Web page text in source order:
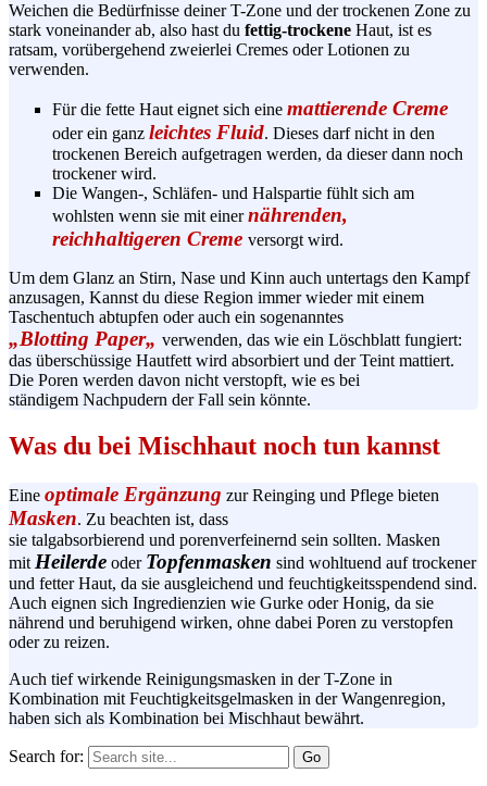
Weichen die Bedürfnisse deinerT-Zone und der trockenen Zone zu
stark voneinander ab, also hast du fettig-trockene Haut, ist es
ratsam, vorübergehend zweierlei Cremes oder Lotionen zu
verwenden.
Für die fette Haut eignet sich eine mattierende Creme
oder ein ganz leichtes Fluid. Dieses darf nicht in den
trockenen Bereich aufgetragen werden, da dieser dann noch
trockener wird.
Die Wangen-, Schläfen- und Halspartie fühlt sich am
wohlsten wenn sie mit einernährenden,
reichhaltigeren Creme versorgt wird.
Um dem Glanz an Stirn, Nase und Kinn auch untertags den Kampf
anzusagen, Kannst du diese Region immer wieder mit einem
Taschentuch abtupfen oder auch ein sogenanntes
„Blotting Paper„ verwenden, das wie ein Löschblattfungiert:
das überschüssige Hautfettwird absorbiert und der Teint mattiert.
Die Poren werden davon nicht verstopft, wie es bei
ständigem Nachpudern der Fall sein könnte.
Was du bei Mischhaut noch tun kannst
Eine optimale Ergänzung zurReinging und Pflege bieten
Masken. Zu beachten ist, dass
sie talgabsorbierend und porenverfeinernd sein sollten. Masken
mit Heilerde oder Topfenmasken sind wohltuend auf trockener
und fetter Haut, da sie ausgleichend und feuchtigkeitsspendend sind.
Auch eignen sich Ingredienzien wie Gurke oder Honig, da sie
nährend und beruhigend wirken, ohne dabei Poren zu verstopfen
oder zu reizen.
Auch tief wirkende Reinigungsmasken in derT-Zone in
Kombination mit Feuchtigkeitsgelmasken in derWangenregion,
haben sich als Kombination bei Mischhaut bewährt.
Search for: